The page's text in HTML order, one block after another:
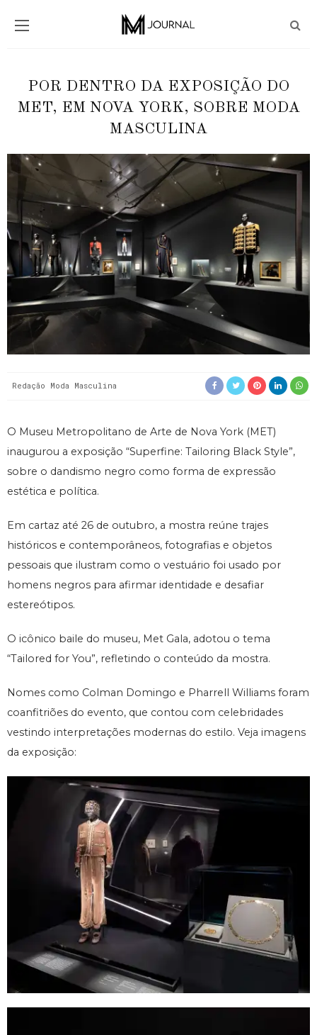
POR DENTRO DA EXPOSIÇÃO DO
MET, EM NOVA YORK, SOBRE MODA
MASCULINA
Redação Moda Masculina
O Museu Metropolitano de Arte de Nova York (MET)
inaugurou a exposição “Superfine: Tailoring Black Style”,
sobre o dandismo negro como forma de expressão
estética e política.
Em cartaz até 26 de outubro, a mostra reúne trajes
históricos e contemporâneos, fotografias e objetos
pessoais que ilustram como o vestuário foi usado por
homens negros para afirmar identidade e desafiar
estereótipos.
O icônico baile do museu, Met Gala, adotou o tema
“Tailored for You”, refletindo o conteúdo da mostra.
Nomes como Colman Domingo e Pharrell Williams foram
coanfitriões do evento, que contou com celebridades
vestindo interpretações modernas do estilo. Veja imagens
da exposição: